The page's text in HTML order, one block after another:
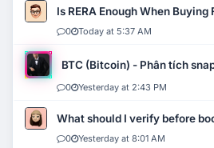
Is RERA Enough When Buying
0 Today at 5:37 AM
BTC (Bitcoin) - Phân tích
0 Yesterday at 2:43 PM
What should I verify before
0 Yesterday at 8:01 AM